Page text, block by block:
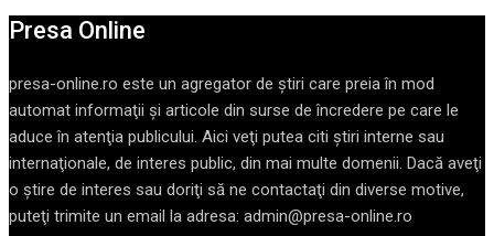
Presa Online
presa-online.ro este un agregator de ştiri care preia în mod
automat informaţii şi articole din surse de încredere pe care le
aduce în atenţia publicului. Aici veţi putea citi ştiri interne sau
internaţionale, de interes public, din mai multe domenii. Dacă aveţi
o ştire de interes sau doriţi să ne contactaţi din diverse motive,
puteţi trimite un email la adresa: admin@presa-online.ro